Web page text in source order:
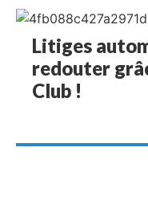
Litiges
redouter
Club !